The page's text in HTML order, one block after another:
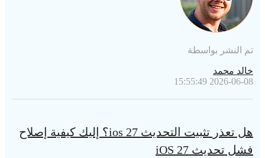
تم النشر بواسطة
خالد محمد
2026-06-08 15:55:49
هل تعذر تثبيت التحديث ios 27؟ إليك كيفية إصلاح
فشل تحديث iOS 27